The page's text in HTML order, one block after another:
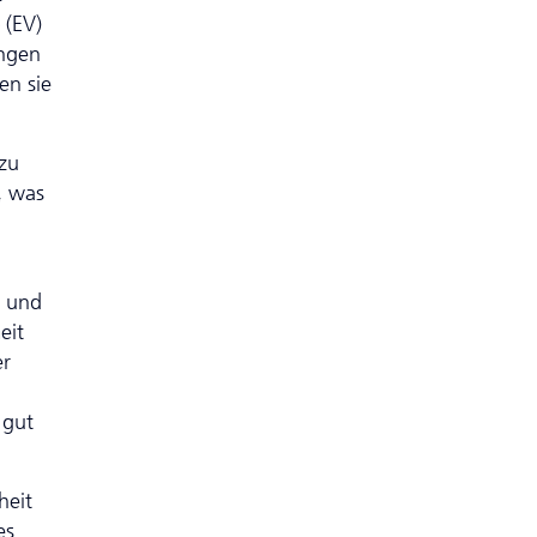
sie
was
und